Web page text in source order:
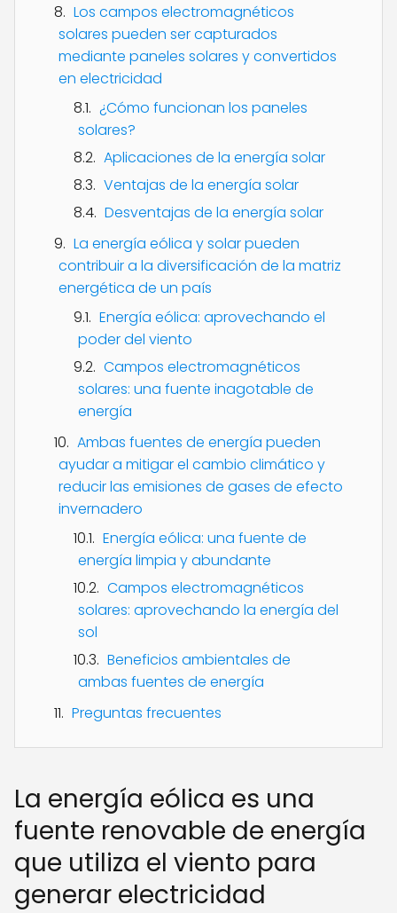
Los campos electromagnéticos
solares pueden ser capturados
mediante paneles solares y convertidos
en electricidad
¿Cómo funcionan los paneles
solares?
Aplicaciones de la energía solar
Ventajas de la energía solar
Desventajas de la energía solar
La energía eólica y solar pueden
contribuir a la diversificación de la matriz
energética de un país
Energía eólica: aprovechando el
poder del viento
Campos electromagnéticos
solares: una fuente inagotable de
energía
Ambas fuentes de energía pueden
ayudar a mitigar el cambio climático y
reducir las emisiones de gases de efecto
invernadero
Energía eólica: una fuente de
energía limpia y abundante
Campos electromagnéticos
solares: aprovechando la energía del
sol
Beneficios ambientales de
ambas fuentes de energía
Preguntas frecuentes
La energía eólica es una
fuente renovable de energía
que utiliza el viento para
generar electricidad